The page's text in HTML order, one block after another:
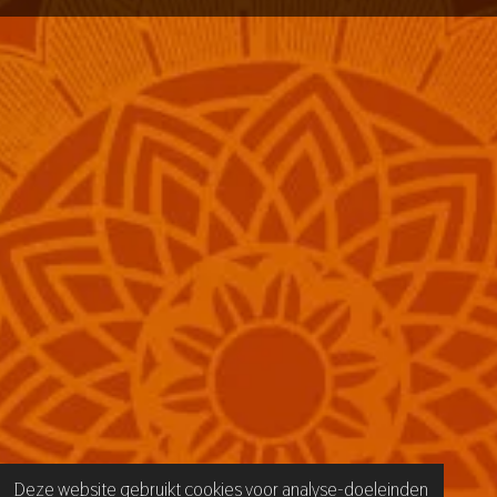
Deze website gebruikt cookies voor analyse-doeleinden